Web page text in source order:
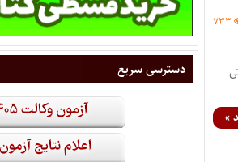
۷۳۳
»
دسترسی سریع